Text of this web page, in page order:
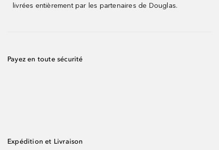
livrées entièrement par les partenaires de Douglas.
Payez en toute sécurité
Expédition et Livraison